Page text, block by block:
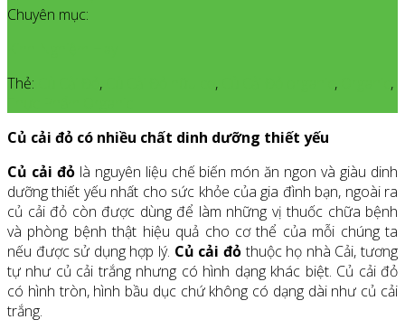
Chuyên mục:
Thẻ:
, , ,
,
Củ cải đỏ có nhiều chất dinh dưỡng thiết yếu
Củ cải đỏlà nguyên liệu chế biến món ăn ngon và giàu dinh
dưỡng thiết yếu nhất cho sức khỏe của gia đình bạn, ngoài ra
củ cải đỏ còn được dùng để làm những vị thuốc chữa bệnh
và phòng bệnh thật hiệu quả cho cơ thể của mỗi chúng ta
nếu được sử dụng hợp lý. Củ cải đỏthuộc họ nhà Cải, tương
tự như củ cải trắng nhưng có hình dạng khác biệt. Củ cải đỏ
có hình tròn, hình bầu dục chứ không có dạng dài như củ cải
trắng.